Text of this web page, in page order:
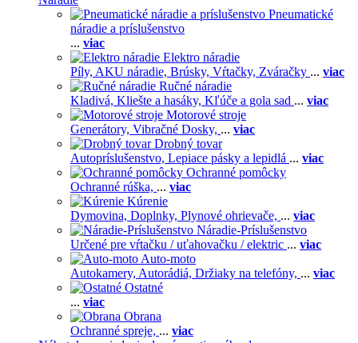
Pneumatické
náradie a príslušenstvo
... viac
Elektro náradie
Píly, AKU náradie, Brúsky, Vŕtačky, Zváračky ... viac
Ručné náradie
Kladivá, Kliešte a hasáky, Kľúče a gola sad ... viac
Motorové stroje
Generátory, Vibračné Dosky, ... viac
Drobný tovar
Autopríslušenstvo, Lepiace pásky a lepidlá ... viac
Ochranné pomôcky
Ochranné rúška, ... viac
Kúrenie
Dymovina, Doplnky, Plynové ohrievače, ... viac
Náradie-Príslušenstvo
Určené pre vŕtačku / uťahovačku / elektric ... viac
Auto-moto
Autokamery, Autorádiá, Držiaky na telefóny, ... viac
Ostatné
... viac
Obrana
Ochranné spreje, ... viac